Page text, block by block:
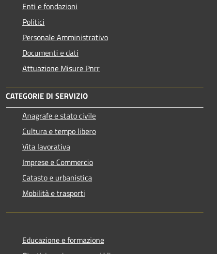
Enti e fondazioni
Politici
Personale Amministrativo
Documenti e dati
Attuazione Misure Pnrr
CATEGORIE DI SERVIZIO
Anagrafe e stato civile
Cultura e tempo libero
Vita lavorativa
Imprese e Commercio
Catasto e urbanistica
Mobilità e trasporti
Educazione e formazione